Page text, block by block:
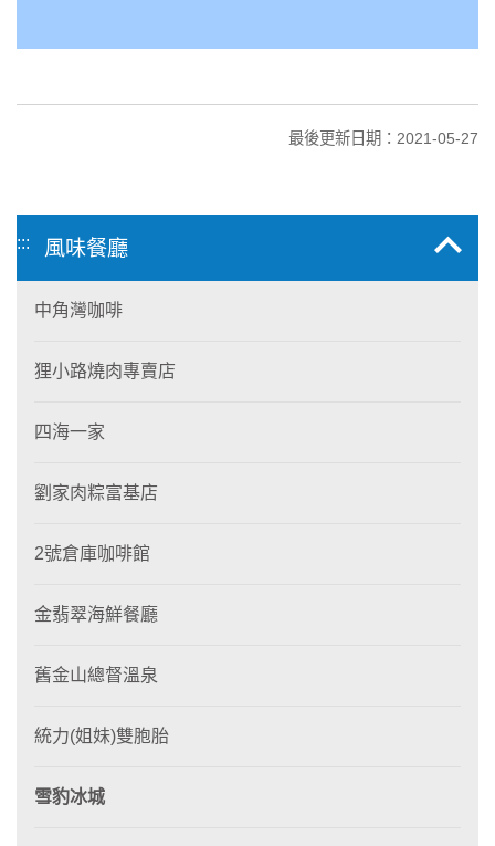
最後更新日期：2021-05-27
::: 風味餐廳
中角灣咖啡
狸小路燒肉專賣店
四海一家
劉家肉粽富基店
2號倉庫咖啡館
金翡翠海鮮餐廳
舊金山總督溫泉
統力(姐妹)雙胞胎
雪豹冰城